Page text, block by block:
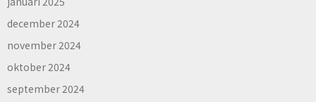
december 2024
november 2024
oktober 2024
september 2024